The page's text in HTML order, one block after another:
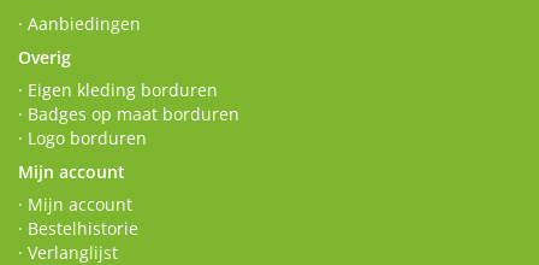
· Aanbiedingen
Overig
· Eigen kleding borduren
· Badges op maat borduren
· Logo borduren
Mijn account
· Mijn account
· Bestelhistorie
· Verlanglijst